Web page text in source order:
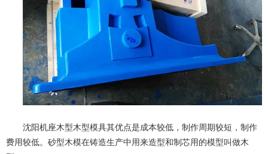
沈阳机座木型木型模具其优点是成本较低，制作周期较短，制作
费用较低。砂型木模在铸造生产中用来造型和制芯用的模型叫做木